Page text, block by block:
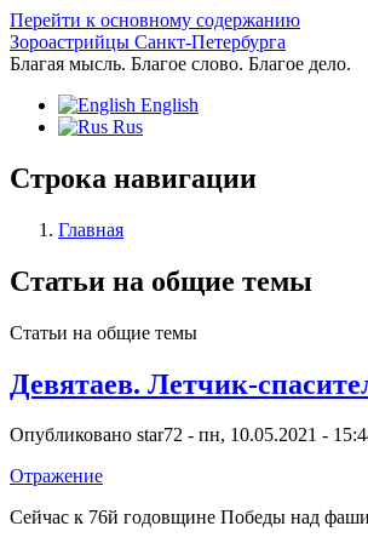
Перейти к основному содержанию
Зороастрийцы Санкт-Петербурга
Благая мысль. Благое слово. Благое дело.
English
Rus
Строка навигации
Главная
Cтатьи на общие темы
Cтатьи на общие темы
Девятаев. Летчик-
Опубликовано star72 - пн, 10.05.2021 -
Отражение
Сейчас к 76й годовщине Победы над